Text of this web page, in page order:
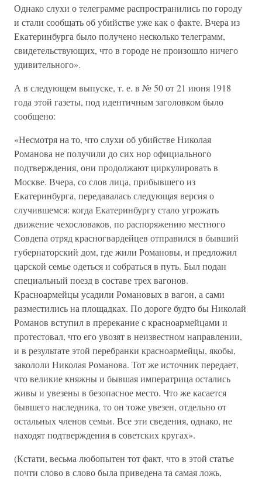
Однако слухи о телеграмме распространились по городу
и стали сообщать об убийстве уже как о факте. Вчера из
Екатеринбурга было получено несколько телеграмм,
свидетельствующих, что в городе не произошло ничего
удивительного».
А в следующем выпуске, т. е. в № 50 от 21 июня 1918
года этой газеты, под идентичным заголовком было
сообщено:
«Несмотря на то, что слухи об убийстве Николая
Романова не получили до сих нор официального
подтверждения, они продолжают циркулировать в
Москве. Вчера, со слов лица, прибывшего из
Екатеринбурга, передавалась следующая версия о
случившемся: когда Екатеринбургу стало угрожать
движение чехословаков, по распоряжению местного
Совдепа отряд красногвардейцев отправился в бывший
губернаторский дом, где жили Романовы, и предложил
царской семье одеться и собраться в путь. Был подан
специальный поезд в составе трех вагонов.
Красноармейцы усадили Романовых в вагон, а сами
разместились на площадках. По дороге будто бы Николай
Романов вступил в пререкание с красноармейцами и
протестовал, что его увозят в неизвестном направлении,
и в результате этой перебранки красноармейцы, якобы,
закололи Николая Романова. Тот же источник передает,
что великие княжны и бывшая императрица остались
живы и увезены в безопасное место. Что же касается
бывшего наследника, то он тоже увезен, отдельно от
остальных членов семьи. Все эти сведения, однако, не
находят подтверждения в советских кругах».
(Кстати, весьма любопытен тот факт, что в этой статье
почти слово в слово была приведена та самая ложь,